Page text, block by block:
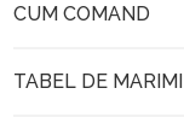
CUM COMAND
TABEL DE MARIMI